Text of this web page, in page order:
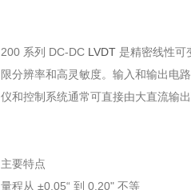
200 系列 DC-DC LVDT 是精密线性可
限分辨率和高灵敏度。输入和输出电
仪和控制系统通常可直接由大直流输
主要特点
量程从 ±0.05“ 到 0.20" 不等